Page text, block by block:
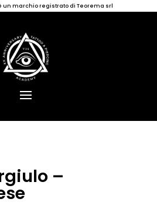
un marchio registrato di Teorema srl
–